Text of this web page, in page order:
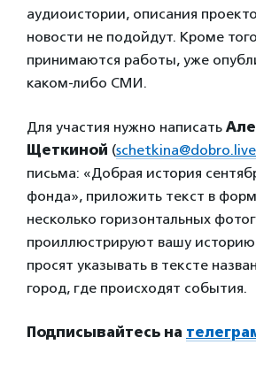
аудиоистории, описания
новости не подойдут. Кроме
принимаются работы, уже
каком-либо СМИ.
Для участия нужно написать
Щеткиной (schetkina@dobro.live
письма: «Добрая история
фонда», приложить текст в
несколько горизонтальных
проиллюстрируют вашу
просят указывать в тексте
город, где происходят события.
Подписывайтесь на